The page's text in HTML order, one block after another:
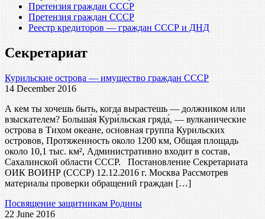
Претензия граждан СССР
Претензия граждан СССР
Реестр кредиторов — граждан СССР и ДНД
Секретариат
Курильские острова — имущество граждан СССР
14 December 2016
А кем ты хочешь быть, когда вырастешь — должником или
взыскателем? Больша́я Кури́льская гряда́, — вулканические
острова в Тихом океане, основная группа Курильских
островов, Протяженность около 1200 км, Общая площадь
около 10,1 тыс. км², Административно входит в состав,
Сахалинской области СССР. Постановление Секретариата
ОИК ВОИНР (СССР) 12.12.2016 г. Москва Рассмотрев
материалы проверки обращений граждан […]
Посвящение защитникам Родины
22 June 2016